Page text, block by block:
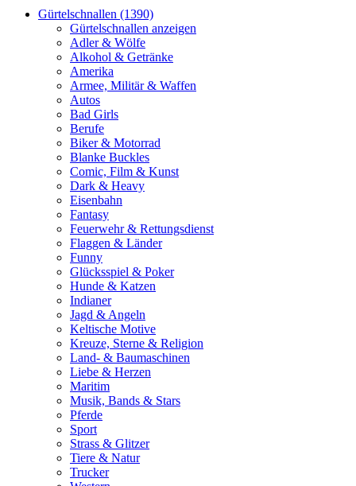
Gürtelschnallen (1390)
Gürtelschnallen anzeigen
Adler & Wölfe
Alkohol & Getränke
Amerika
Armee, Militär & Waffen
Autos
Bad Girls
Berufe
Biker & Motorrad
Blanke Buckles
Comic, Film & Kunst
Dark & Heavy
Eisenbahn
Fantasy
Feuerwehr & Rettungsdienst
Flaggen & Länder
Funny
Glücksspiel & Poker
Hunde & Katzen
Indianer
Jagd & Angeln
Keltische Motive
Kreuze, Sterne & Religion
Land- & Baumaschinen
Liebe & Herzen
Maritim
Musik, Bands & Stars
Pferde
Sport
Strass & Glitzer
Tiere & Natur
Trucker